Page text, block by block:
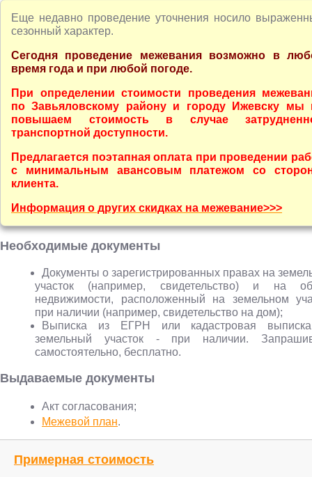
Еще недавно проведение уточнения носило
сезонный характер.
Сегодня проведение межевания возможно в
время года и при любой погоде.
При определении стоимости проведения
по Завьяловскому району и городу Ижевску мы
повышаем стоимость в случае
транспортной доступности.
Предлагается поэтапная оплата при проведении
с минимальным авансовым платежом со
клиента.
Информация о других скидках на межевание>>>
Необходимые документы
Документы о зарегистрированных правах на
участок (например, свидетельство) и на
недвижимости, расположенный на земельном
при наличии (например, свидетельство на дом);
Выписка из ЕГРН или кадастровая
земельный участок - при наличии.
самостоятельно, бесплатно.
Выдаваемые документы
Акт согласования;
Межевой план.
Примерная стоимость